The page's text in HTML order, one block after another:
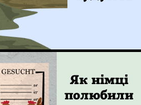
Як німці
полюбили